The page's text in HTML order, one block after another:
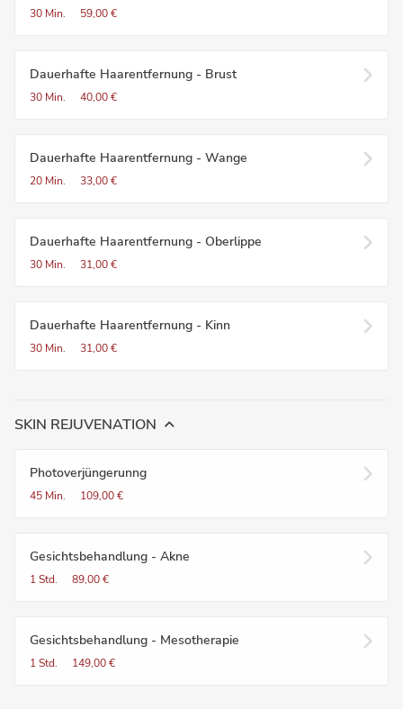
30 Min. 59,00 €
Dauerhafte Haarentfernung - Brust
30 Min. 40,00 €
Dauerhafte Haarentfernung - Wange
20 Min. 33,00 €
Dauerhafte Haarentfernung - Oberlippe
30 Min. 31,00 €
Dauerhafte Haarentfernung - Kinn
30 Min. 31,00 €
SKIN REJUVENATION
Photoverjüngerunng
45 Min. 109,00 €
Gesichtsbehandlung - Akne
1 Std. 89,00 €
Gesichtsbehandlung - Mesotherapie
1 Std. 149,00 €